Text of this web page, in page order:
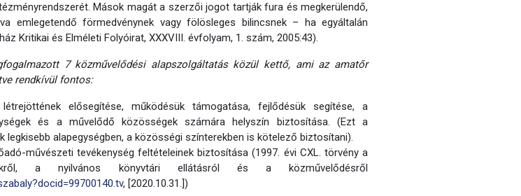
Mások magát a szerzői jogot tartják fura és megkerülendő,
emlegetendő förmedvénynek vagy fölösleges bilincsnek – ha egyáltalán
Kritikai és Elméleti Folyóirat, XXXVIII. évfolyam, 1. szám, 2005:43).
7 közművelődési alapszolgáltatás közül kettő, ami az amatőr
rendkívül fontos:
elősegítése, működésük támogatása, fejlődésük segítése, a
és a művelődő közösségek számára helyszín biztosítása. (Ezt a
legkisebb alapegységben, a közösségi színterekben is kötelező biztosítani).
művészeti tevékenység feltételeinek biztosítása (1997. évi CXL. törvény a
a nyilvános könyvtári ellátásról és a közművelődésről
, [2020.10.31.])